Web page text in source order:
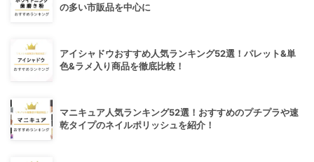
の多い市販品を中心に
アイシャドウおすすめ人気ランキング52選！パレット&単
色&ラメ入り商品を徹底比較！
マニキュア人気ランキング52選！おすすめのプチプラや速
乾タイプのネイルポリッシュを紹介！